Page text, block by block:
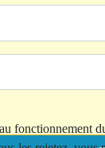
fonctionnement